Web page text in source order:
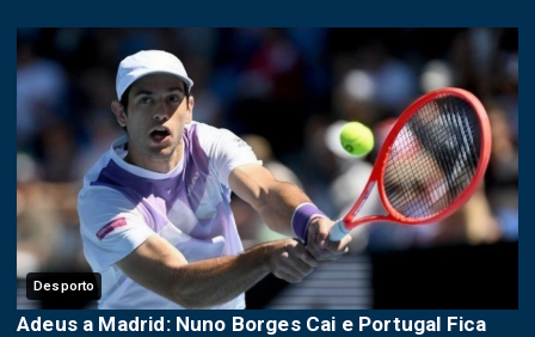
Desporto
Adeus a Madrid: Nuno Borges Cai e Portugal Fica